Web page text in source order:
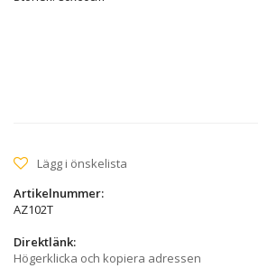
Lägg i önskelista
Artikelnummer:
AZ102T
Direktlänk:
Högerklicka och kopiera adressen